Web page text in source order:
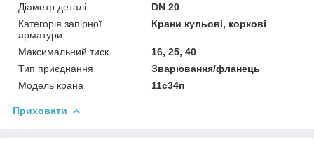
Діаметр деталі
DN 20
Категорія запірної
арматури
Крани кульові, коркові
Максимальний тиск
16, 25, 40
Тип приєднання
Зварювання/фланець
Модель крана
11с34п
Приховати